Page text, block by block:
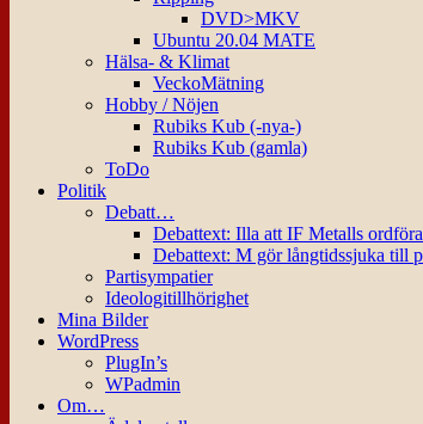
DVD>MKV
Ubuntu 20.04 MATE
Hälsa- & Klimat
VeckoMätning
Hobby / Nöjen
Rubiks Kub (-nya-)
Rubiks Kub (gamla)
ToDo
Politik
Debatt…
Debattext: Illa att IF Metalls
Debattext: M gör långtidssjuka till
Partisympatier
Ideologitillhörighet
Mina Bilder
WordPress
PlugIn’s
WPadmin
Om…